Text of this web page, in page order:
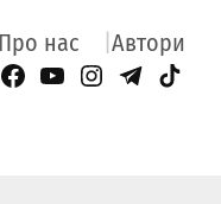
Про нас Автори
Facebook Page
YouTube
Instagram
Telegram
TikTok